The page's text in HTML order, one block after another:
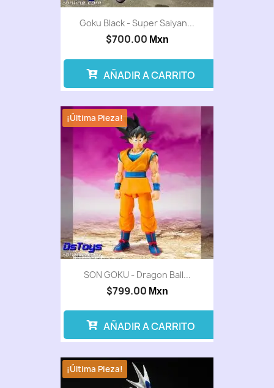
Goku Black - Super Saiyan...
$700.00 Mxn
AÑADIR A CARRITO
SON GOKU - Dragon Ball...
$799.00 Mxn
¡Última Pieza!
AÑADIR A CARRITO
¡Última Pieza!